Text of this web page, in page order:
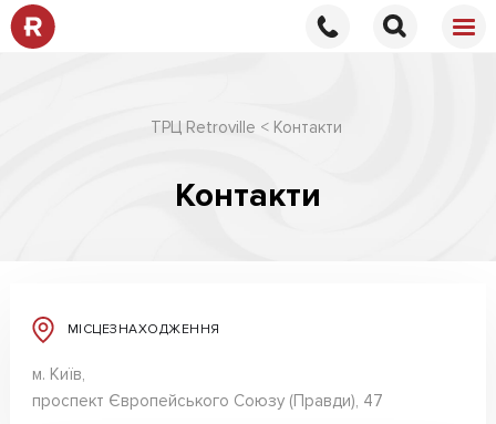
ТРЦ Retroville Контакти
Контакти
МІСЦЕЗНАХОДЖЕННЯ
м. Київ,
проспект Європейського Союзу (Правди), 47